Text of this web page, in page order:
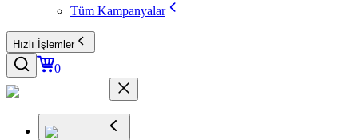
Tüm Kampanyalar
Hızlı İşlemler
0